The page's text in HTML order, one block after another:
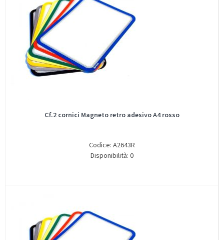
Cf.2 cornici Magneto retro adesivo A4 rosso
Codice: A2643R
Disponibilità: 0